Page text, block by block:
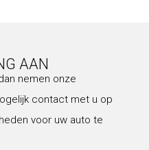
AAN
nemen onze
contact met u op
voor uw auto te